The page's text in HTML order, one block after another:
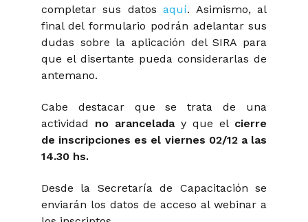
completar sus datosaquí. Asimismo, al
final del formulario podrán adelantar sus
dudas sobre la aplicación del SIRA para
que el disertante pueda considerarlas de
antemano.
Cabe destacar que se trata de una
actividad no aranceladay que el cierre
de inscripciones es el viernes 02/12 a las
14.30 hs.
Desde la Secretaría de Capacitación se
enviarán los datos de acceso al webinar a